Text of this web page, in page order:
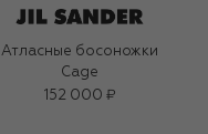
Атласные босоножки
Cage
152 000 ₽